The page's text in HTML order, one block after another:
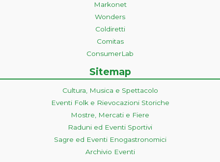
Markonet
Wonders
Coldiretti
Comitas
ConsumerLab
Sitemap
Cultura, Musica e Spettacolo
Eventi Folk e Rievocazioni Storiche
Mostre, Mercati e Fiere
Raduni ed Eventi Sportivi
Sagre ed Eventi Enogastronomici
Archivio Eventi